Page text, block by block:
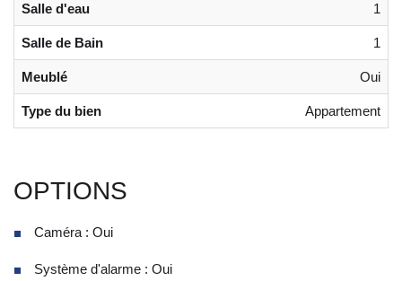
Salle d'eau 1
Salle de Bain 1
Meublé Oui
Type du bien Appartement
OPTIONS
Caméra : Oui
Système d'alarme : Oui